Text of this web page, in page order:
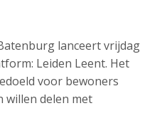
lanceert vrijdag
Leiden Leent. Het
voor bewoners
willen delen met